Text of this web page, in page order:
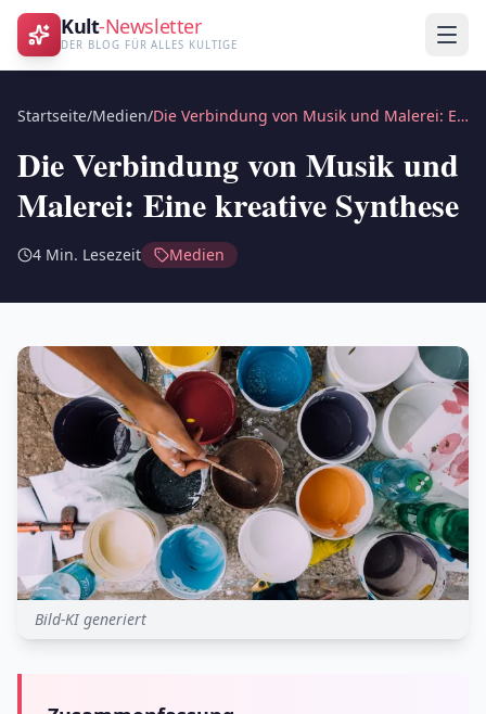
Kult-Newsletter
DER BLOG FÜR ALLES KULTIGE
Startseite/Medien/ Die Verbindung von Musik und Malerei: Eine kreative Synthese
Die Verbindung von Musik und
Malerei: Eine kreative Synthese
4 Min. Lesezeit Medien
Bild-KI generiert